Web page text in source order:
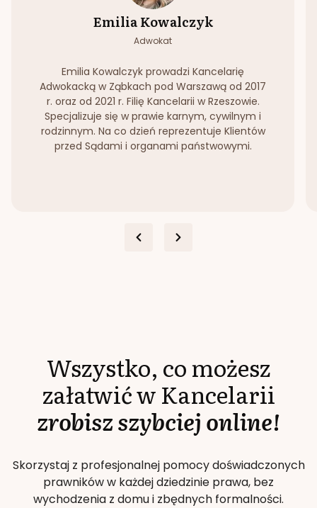
Emilia Kowalczyk
Adwokat
Emilia Kowalczyk prowadzi Kancelarię
Adwokacką w Ząbkach pod Warszawą od 2017
r. oraz od 2021 r. Filię Kancelarii w Rzeszowie.
Specjalizuje się w prawie karnym, cywilnym i
rodzinnym. Na co dzień reprezentuje Klientów
przed Sądami i organami państwowymi.
Wszystko, co możesz
załatwić w Kancelarii
zrobisz szybciej online!
Skorzystaj z profesjonalnej pomocy doświadczonych
prawników w każdej dziedzinie prawa, bez
wychodzenia z domu i zbędnych formalności.